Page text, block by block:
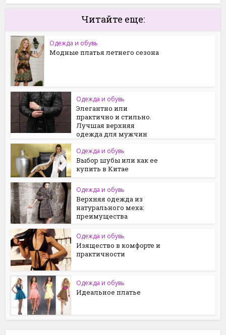
Читайте еще:
Одежда и обувь
Модные платья летнего сезона
Одежда и обувь
Элегантно или
практично и стильно.
Лучшая верхняя
одежда для мужчин
Одежда и обувь
Выбор шубы или как ее
купить в Китае
Одежда и обувь
Верхняя одежда из
натурального меха:
преимущества
Одежда и обувь
Изящество в комфорте и
практичности
Одежда и обувь
Идеальное платье